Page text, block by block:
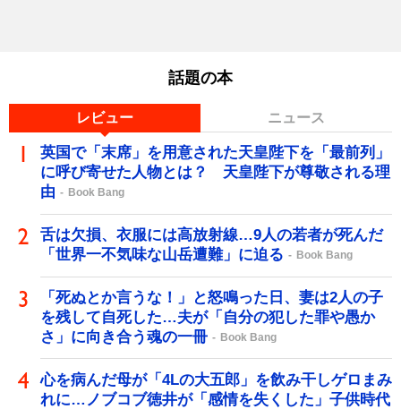
話題の本
レビュー ニュース
英国で「末席」を用意された天皇陛下を「最前列」
に呼び寄せた人物とは？ 天皇陛下が尊敬される理
由
Book Bang
舌は欠損、衣服には高放射線…9人の若者が死んだ
「世界一不気味な山岳遭難」に迫る
Book Bang
「死ぬとか言うな！」と怒鳴った日、妻は2人の子
を残して自死した…夫が「自分の犯した罪や愚か
さ」に向き合う魂の一冊
Book Bang
心を病んだ母が「4Lの大五郎」を飲み干しゲロまみ
れに…ノブコブ徳井が「感情を失くした」子供時代